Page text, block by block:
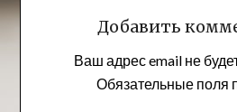
Добавить
Ваш адрес email не
Обязательные поля